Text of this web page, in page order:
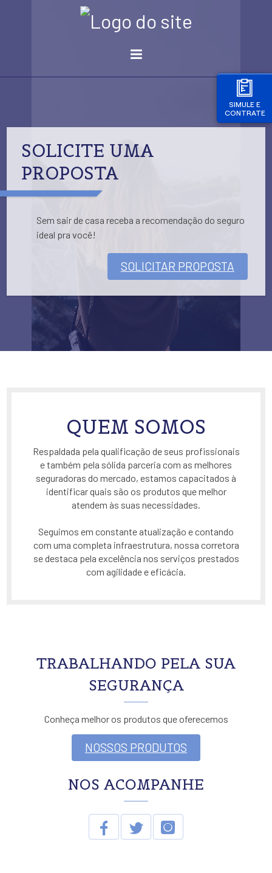
SIMULE E
CONTRATE
SOLICITE UMA
PROPOSTA
Sem sair de casa receba a recomendação do seguro
ideal pra você!
SOLICITAR PROPOSTA
QUEM SOMOS
Respaldada pela qualificação de seus profissionais
e também pela sólida parceria com as melhores
seguradoras do mercado, estamos capacitados à
identificar quais são os produtos que melhor
atendem às suas necessidades.
Seguimos em constante atualização e contando
com uma completa infraestrutura, nossa corretora
se destaca pela excelência nos serviços prestados
com agilidade e eficácia.
TRABALHANDO PELA SUA
SEGURANÇA
Conheça melhor os produtos que oferecemos
NOSSOS PRODUTOS
NOS ACOMPANHE